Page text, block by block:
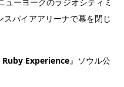
パイアアリーナで幕を閉じ
Ruby Experience』ソウル公